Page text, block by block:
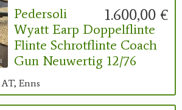
1.600,00 €
Pedersoli
Wyatt Earp Doppelflinte
Flinte Schrotflinte Coach
Gun Neuwertig 12/76
AT, Enns